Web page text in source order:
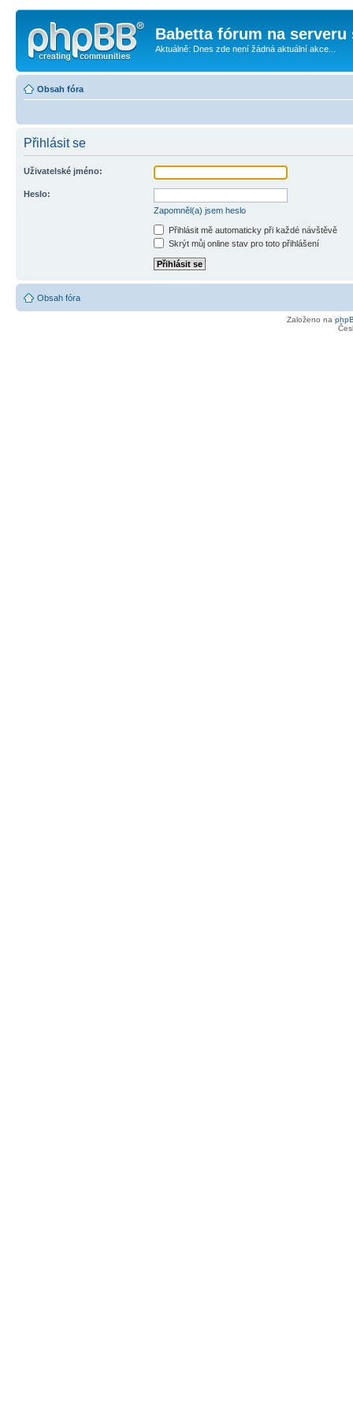
Babetta fórum na serveru
Aktuálně: Dnes zde není žádná aktuální akce...
Obsah fóra
Přihlásit se
Uživatelské jméno:
Heslo:
Zapomněl(a) jsem heslo
Přihlásit mě automaticky při každé návštěvě
Skrýt můj online stav pro toto přihlášení
Obsah fóra
Založeno na